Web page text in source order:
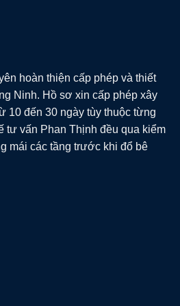
hoàn thiện cấp phép và thiết
Ninh. Hồ sơ xin cấp phép xây
10 đến 30 ngày tùy thuộc từng
tư vấn Phan Thịnh đều qua kiểm
mái các tầng trước khi đổ bê